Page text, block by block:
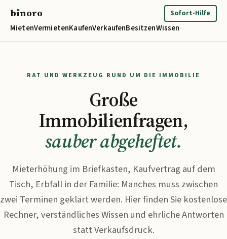
bınoro
MietenVermietenKaufenVerkaufenBesitzenWissen
Sofort-Hilfe
RAT UND WERKZEUG RUND UM DIE IMMOBILIE
Große
Immobilienfragen,
sauber abgeheftet.
Mieterhöhung im Briefkasten, Kaufvertrag auf dem
Tisch, Erbfall in der Familie: Manches muss zwischen
zwei Terminen geklärt werden. Hier finden Sie kostenlose
Rechner, verständliches Wissen und ehrliche Antworten
statt Verkaufsdruck.